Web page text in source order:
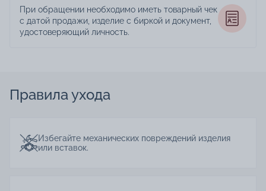
При обращении необходимо иметь товарный чек
с датой продажи, изделие с биркой и документ,
удостоверяющий личность.
Правила ухода
Избегайте механических повреждений изделия
или вставок.